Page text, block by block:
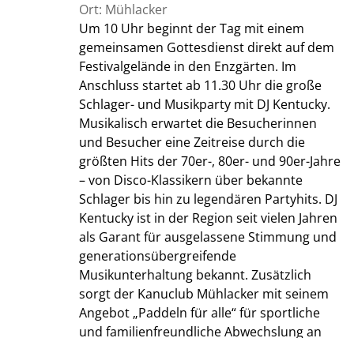
Ort: Mühlacker
Um 10 Uhr beginnt der Tag mit einem
gemeinsamen Gottesdienst direkt auf dem
Festivalgelände in den Enzgärten. Im
Anschluss startet ab 11.30 Uhr die große
Schlager- und Musikparty mit DJ Kentucky.
Musikalisch erwartet die Besucherinnen
und Besucher eine Zeitreise durch die
größten Hits der 70er-, 80er- und 90er-Jahre
– von Disco-Klassikern über bekannte
Schlager bis hin zu legendären Partyhits. DJ
Kentucky ist in der Region seit vielen Jahren
als Garant für ausgelassene Stimmung und
generationsübergreifende
Musikunterhaltung bekannt. Zusätzlich
sorgt der Kanuclub Mühlacker mit seinem
Angebot „Paddeln für alle“ für sportliche
und familienfreundliche Abwechslung an